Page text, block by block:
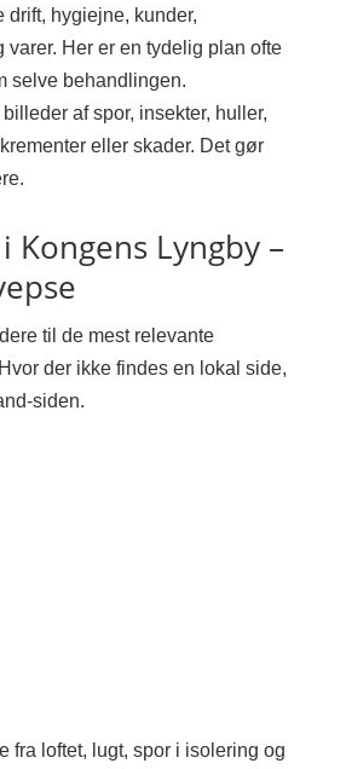
drift, hygiejne, kunder,
varer. Her er en tydelig plan ofte
selve behandlingen.
af spor, insekter, huller,
eller skader. Det gør
Kongens Lyngby –
til de mest relevante
der ikke findes en lokal side,
siden.
fra loftet, lugt, spor i isolering og